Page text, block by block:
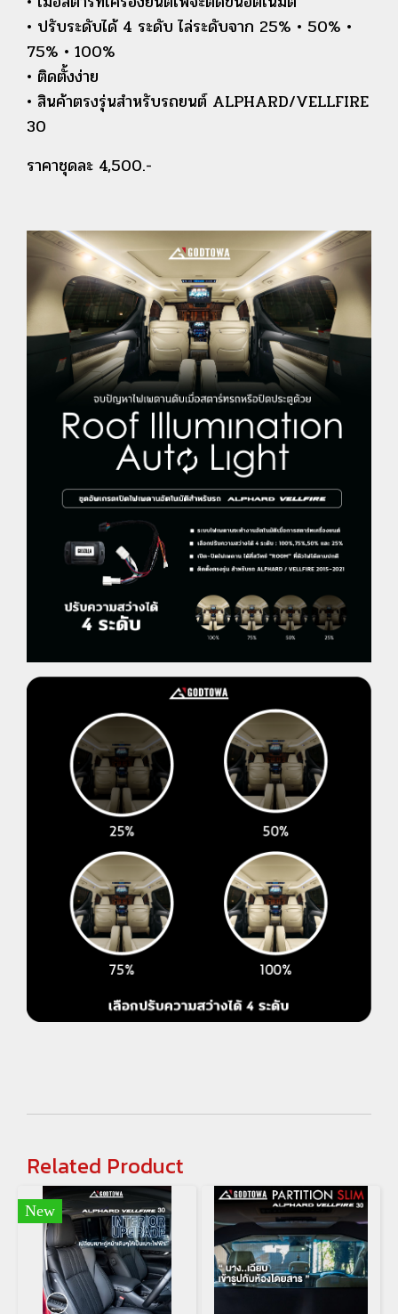
• ปรับระดับได้ 4 ระดับ ไล่ระดับจาก 25% • 50% •
75% • 100%
• ติดตั้งง่าย
• สินค้าตรงรุ่นสำหรับรถยนต์ ALPHARD/VELLFIRE
30
ราคาชุดละ 4,500.-
Related Product
New